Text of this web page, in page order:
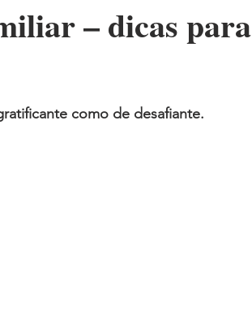
– dicas para
como de desafiante.